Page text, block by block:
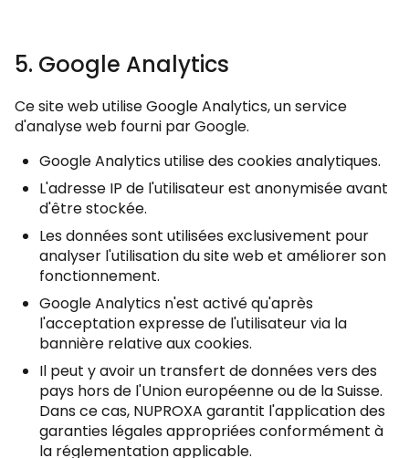
5. Google Analytics
Ce site web utilise Google Analytics, un service
d'analyse web fourni par Google.
Google Analytics utilise des cookies analytiques.
L'adresse IP de l'utilisateur est anonymisée avant
d'être stockée.
Les données sont utilisées exclusivement pour
analyser l'utilisation du site web et améliorer son
fonctionnement.
Google Analytics n'est activé qu'après
l'acceptation expresse de l'utilisateur via la
bannière relative aux cookies.
Il peut y avoir un transfert de données vers des
pays hors de l'Union européenne ou de la Suisse.
Dans ce cas, NUPROXA garantit l'application des
garanties légales appropriées conformément à
la réglementation applicable.